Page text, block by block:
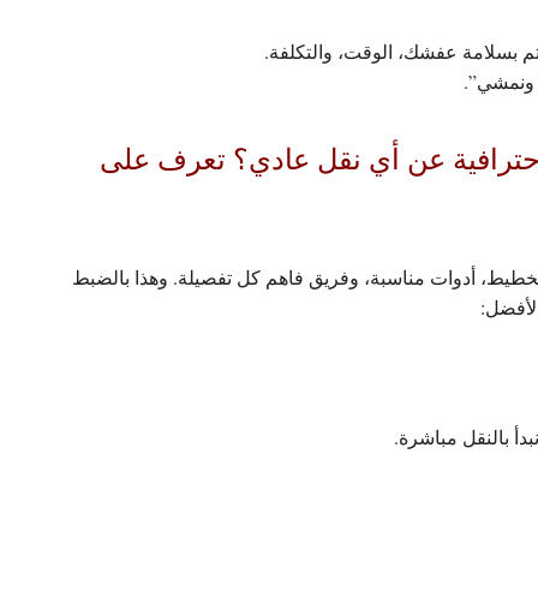
بسلامة عفشك، الوقت، والتكلفة.
عن أي نقل عادي؟ تعرف على
أدوات مناسبة، وفريق فاهم كل تفصيلة. وهذا بالضبط
بالنقل مباشرة.